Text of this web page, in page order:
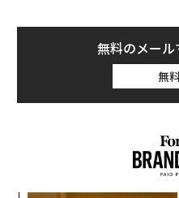
円）の賞金が与えられる。
デッドラインによると、
スプレス・ソリシターズは
ャレンジ』の出演者2人が
無料のメー
無